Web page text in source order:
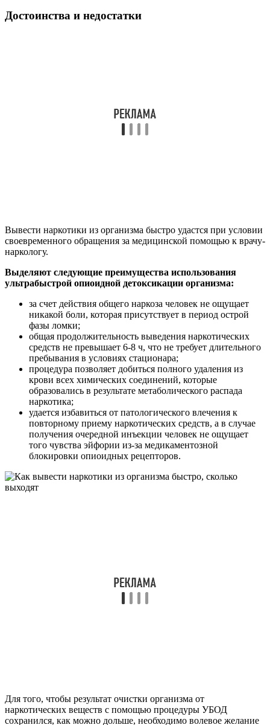
Достоинства и недостатки
Вывести наркотики из организма быстро удастся при условии
своевременного обращения за медицинской помощью к врачу-
наркологу.
Выделяют следующие преимущества использования
ультрабыстрой опиоидной детоксикации организма:
за счет действия общего наркоза человек не ощущает
никакой боли, которая присутствует в период острой
фазы ломки;
общая продолжительность выведения наркотических
средств не превышает 6-8 ч, что не требует длительного
пребывания в условиях стационара;
процедура позволяет добиться полного удаления из
крови всех химических соединений, которые
образовались в результате метаболического распада
наркотика;
удается избавиться от патологического влечения к
повторному приему наркотических средств, а в случае
получения очередной инъекции человек не ощущает
того чувства эйфории из-за медикаментозной
блокировки опиоидных рецепторов.
Для того, чтобы результат очистки организма от
наркотических веществ с помощью процедуры УБОД
сохранился, как можно дольше, необходимо волевое желание